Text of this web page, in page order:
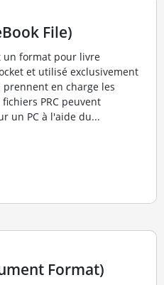
File)
un format pour livre
et utilisé exclusivement
en charge les
fichiers PRC peuvent
un PC à l'aide du...
Format)